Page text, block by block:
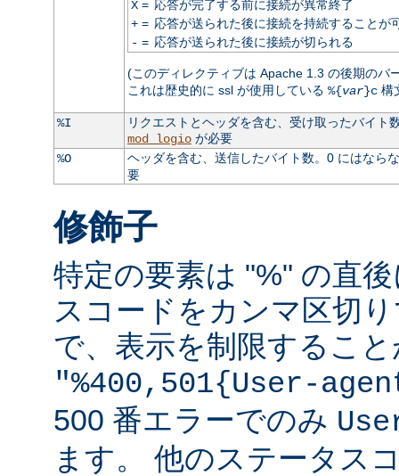
X= 応答が完了する前に接続が異常終了
+= 応答が送られた後に接続を持続することが
- = 応答が送られた後に接続が切られる
(このディレクティブは Apache 1.3 の後期のバ
これは歴史的に ssl が使用している %{var}c構
%I
リクエストとヘッダを含む、受け取ったバイ
mod_logioが必要
%O
ヘッダを含む、送信したバイト数。0 にはなら
要
修飾子
特定の要素は "%" の直
スコードをカンマ区切
で、表示を制限するこ
"%400,501{User-
500 番エラーでのみ
ます。 他のステータス